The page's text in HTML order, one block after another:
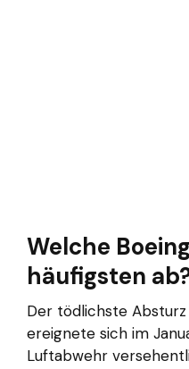
Welche
häufigsten
Der tödlichste
ereignete sich im
Luftabwehr